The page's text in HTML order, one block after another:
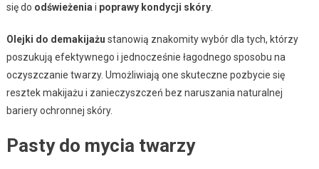
się do odświeżenia i poprawy kondycji skóry.
Olejki do demakijażu stanowią znakomity wybór dla tych, którzy
poszukują efektywnego i jednocześnie łagodnego sposobu na
oczyszczanie twarzy. Umożliwiają one skuteczne pozbycie się
resztek makijażu i zanieczyszczeń bez naruszania naturalnej
bariery ochronnej skóry.
Pasty do mycia twarzy